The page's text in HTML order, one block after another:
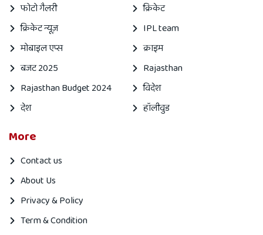
फोटो गैलरी
क्रिकेट
क्रिकेट न्यूज़
IPL team
मोबाइल एप्स
क्राइम
बजट 2025
Rajasthan
Rajasthan Budget 2024
विदेश
देश
हॉलीवुड
More
Contact us
About Us
Privacy & Policy
Term & Condition